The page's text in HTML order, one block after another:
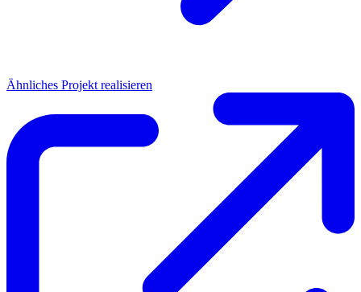
Ähnliches Projekt realisieren